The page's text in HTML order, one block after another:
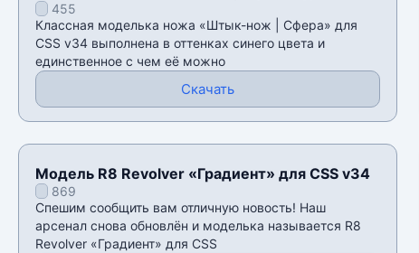
v34455
Классная моделька ножа «Штык-нож | Сфера» для
CSS v34 выполнена в оттенках синего цвета и
единственное с чем её можно
Скачать
Модель R8 Revolver «Градиент» для CSS v34
869
Спешим сообщить вам отличную новость! Наш
арсенал снова обновлён и моделька называется R8
Revolver «Градиент» для CSS